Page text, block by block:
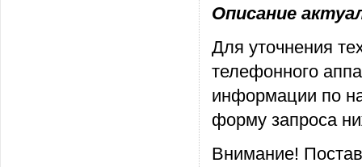
Описание
Для уточнения
телефонного
информации по
форму запроса
Внимание!